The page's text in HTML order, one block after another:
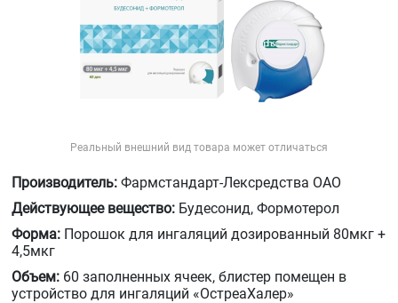
Реальный внешний вид товара может отличаться
Производитель: Фармстандарт-Лексредства ОАО
Действующее вещество: Будесонид, Формотерол
Форма: Порошок для ингаляций дозированный 80мкг +
4,5мкг
Объем: 60 заполненных ячеек, блистер помещен в
устройство для ингаляций «ОстреаХалер»